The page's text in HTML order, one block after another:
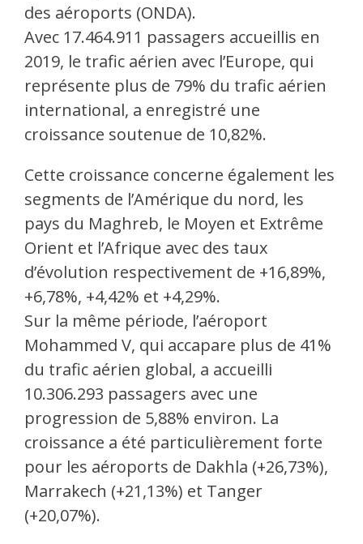
des aéroports (ONDA).
Avec 17.464.911 passagers accueillis en
2019, le trafic aérien avec l’Europe, qui
représente plus de 79% du trafic aérien
international, a enregistré une
croissance soutenue de 10,82%.
Cette croissance concerne également les
segments de l’Amérique du nord, les
pays du Maghreb, le Moyen et Extrême
Orient et l’Afrique avec des taux
d’évolution respectivement de +16,89%,
+6,78%, +4,42% et +4,29%.
Sur la même période, l’aéroport
Mohammed V, qui accapare plus de 41%
du trafic aérien global, a accueilli
10.306.293 passagers avec une
progression de 5,88% environ. La
croissance a été particulièrement forte
pour les aéroports de Dakhla (+26,73%),
Marrakech (+21,13%) et Tanger
(+20,07%).